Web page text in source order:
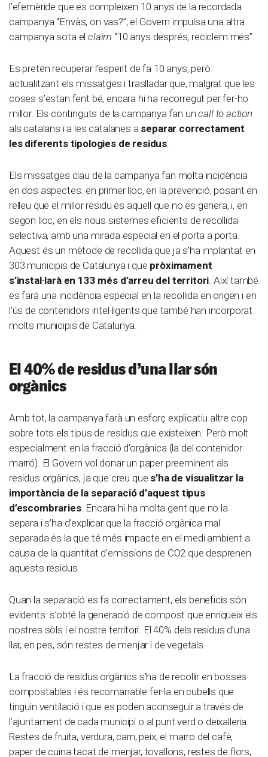
l’efemèride que es compleixen 10 anys de la recordada
campanya “Envàs, on vas?”, el Govern impulsa una altra
campanya sota elclaim “10 anys després, reciclem més”.
Es pretén recuperar l’esperit de fa 10 anys, però
actualitzant els missatges i traslladar que, malgrat que les
coses s’estan fent bé, encara hi ha recorregut per fer-ho
millor. Els continguts de la campanya fan uncall to action
als catalans i a les catalanes a separar correctament
les diferents tipologies de residus.
Els missatges clau de la campanya fan molta incidència
en dos aspectes: en primer lloc, en la prevenció, posant en
relleu que el millor residu és aquell que no es genera, i, en
segon lloc, en els nous sistemes eficients de recollida
selectiva, amb una mirada especial en el porta a porta.
Aquest és un mètode de recollida que ja s’ha implantat en
303 municipis de Catalunya i que pròximament
s’instal·larà en 133 més d’arreu del territori. Així també
es farà una incidència especial en la recollida en origen i en
l’ús de contenidors intel·ligents que també han incorporat
molts municipis de Catalunya.
El 40% de residus d’una llar són
orgànics
Amb tot, la campanya farà un esforç explicatiu altre cop
sobre tots els tipus de residus que existeixen. Però molt
especialment en la fracció d’orgànica (la del contenidor
marró). El Govern vol donar un paper preeminent als
residus orgànics, ja que creu que s’ha de visualitzar la
importància de la separació d’aquest tipus
d’escombraries. Encara hi ha molta gent que no la
separa i s’ha d’explicar que la fracció orgànica mal
separada és la que té més impacte en el medi ambient a
causa de la quantitat d’emissions de CO2 que desprenen
aquests residus.
Quan la separació es fa correctament, els beneficis són
evidents: s’obté la generació de compost que enriqueix els
nostres sòls i el nostre territori. El 40% dels residus d’una
llar, en pes, són restes de menjar i de vegetals.
La fracció de residus orgànics s’ha de recollir en bosses
compostables i és recomanable fer-la en cubells que
tinguin ventilació i que es poden aconseguir a través de
l’ajuntament de cada municipi o al punt verd o deixalleria.
Restes de fruita, verdura, carn, peix, el marro del cafè,
paper de cuina tacat de menjar, tovallons, restes de flors,